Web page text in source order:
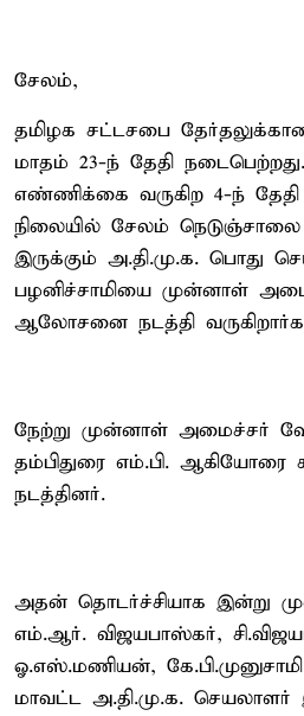
சேலம்,
தமிழக சட்டசபை
மாதம் 23-ந் தேதி
எண்ணிக்கை வருகிற 4-ந் தேதி
நிலையில் சேலம் நெடுஞ்சாலை
இருக்கும் அ.தி.மு.க. பொது
பழனிச்சாமியை முன்னாள்
ஆலோசனை நடத்தி
நேற்று முன்னாள் அமைச்சர்
தம்பிதுரை எம்.பி.
நடத்தினர்.
அதன் தொடர்ச்சியாக இன்று
எம்.ஆர். விஜயபாஸ்கர்,
ஓ.எஸ்.மணியன்,
மாவட்ட அ.தி.மு.க.